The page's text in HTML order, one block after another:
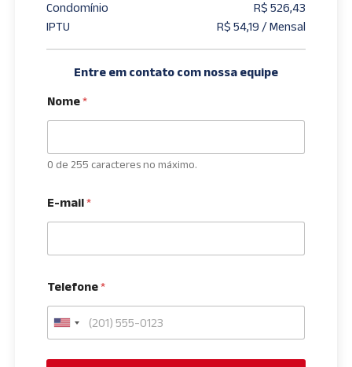
Condomínio
R$ 526,43
IPTU
R$ 54,19 / Mensal
Entre em contato com nossa equipe
Nome*
0 de 255 caracteres no máximo.
E-mail*
Telefone*
U